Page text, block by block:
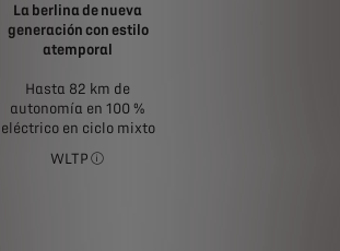
La berlina de nueva
generación con estilo
atemporal
Hasta 82 km de
autonomía en 100 %
eléctrico en ciclo mixto
WLTP